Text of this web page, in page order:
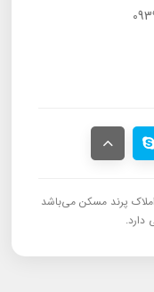
پرند مسکن می‌باشد
دارد.